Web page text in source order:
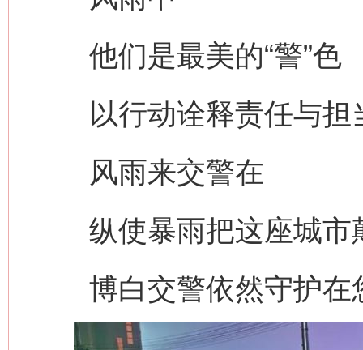
他们是最美的“警”色
以行动诠释责任与担
风雨来交警在
纵使暴雨把这座城市
博白交警依然守护在